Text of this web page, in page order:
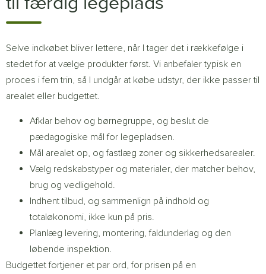
Selve indkøbet bliver lettere, når I tager det i rækkefølge i
stedet for at vælge produkter først. Vi anbefaler typisk en
proces i fem trin, så I undgår at købe udstyr, der ikke passer til
arealet eller budgettet.
Afklar behov og børnegruppe, og beslut de
pædagogiske mål for legepladsen.
Mål arealet op, og fastlæg zoner og sikkerhedsarealer.
Vælg redskabstyper og materialer, der matcher behov,
brug og vedligehold.
Indhent tilbud, og sammenlign på indhold og
totaløkonomi, ikke kun på pris.
Planlæg levering, montering, faldunderlag og den
løbende inspektion.
Budgettet fortjener et par ord, for prisen på en